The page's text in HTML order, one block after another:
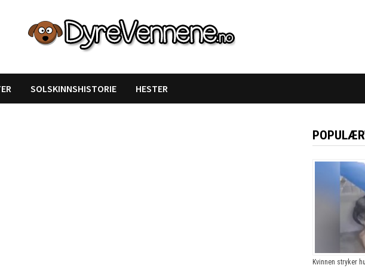
SOLSKINNSHISTORIE HESTER
Kvinnen stryker